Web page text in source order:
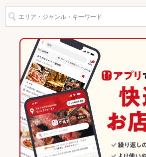
大宮・さいたま新都心 × 軽食・その他グルメ
大宮駅 × その他グルメ
大宮駅 × 軽食・その他グルメ
ラーメン
ラーメン全般
大宮・さいたま新都心 × ラーメン
大宮・さいたま新都心 × ラーメン全般
大宮駅 × 軽食・その他グルメ
大宮駅 × ラーメン
大宮駅 × ラーメン全般
埼玉 × その他グルメ
埼玉 × 軽食・その他グルメ
埼玉 × ラーメン
埼玉のグルメランキング
大宮・さいたま新都心のグルメランキング
大宮駅のグルメランキング